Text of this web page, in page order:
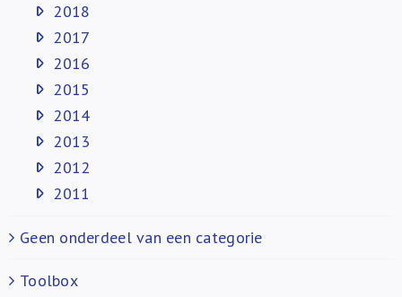
2018
2017
2016
2015
2014
2013
2012
2011
Geen onderdeel van een categorie
Toolbox